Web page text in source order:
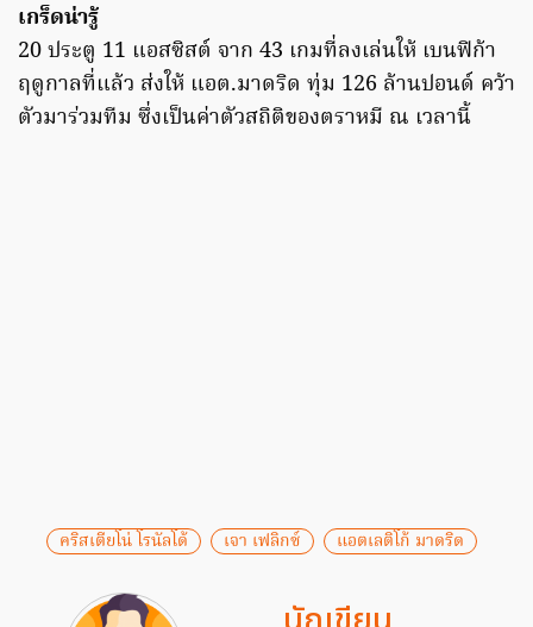
เกร็ดน่ารู้
20 ประตู 11 แอสซิสต์ จาก 43 เกมที่ลงเล่นให้ เบนฟิก้า
ฤดูกาลที่แล้ว ส่งให้ แอต.มาดริด ทุ่ม 126 ล้านปอนด์ คว้า
ตัวมาร่วมทีม ซึ่งเป็นค่าตัวสถิติของตราหมี ณ เวลานี้
คริสเตียโน่ โรนัลโด้ เจา เฟลิกซ์ แอตเลติโก้ มาดริด